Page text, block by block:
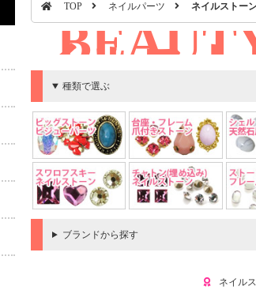
TOP ネイルパーツ ネイルストー
イルス
パーツ
種類で選ぶ
ブランドから探す
ネイル